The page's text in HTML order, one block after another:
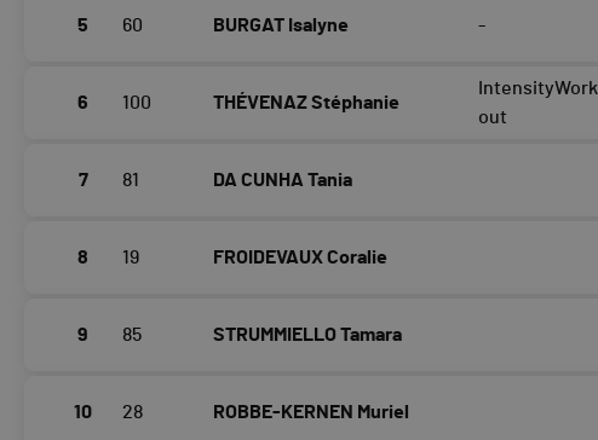
5 60 BURGAT Isalyne -
6 100 THÉVENAZ Stéphanie
IntensityWork
out
7 81 DA CUNHA Tania
8 19 FROIDEVAUX Coralie
9 85 STRUMMIELLO Tamara
10 28 ROBBE-KERNEN Muriel